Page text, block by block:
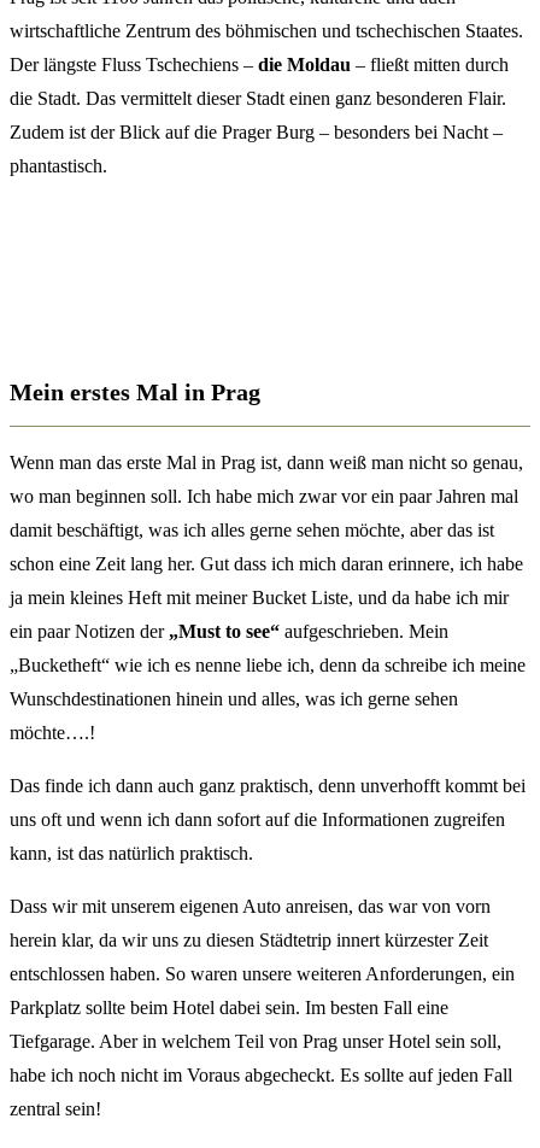
wirtschaftliche Zentrum des böhmischen und tschechischen Staates.
Der längste Fluss Tschechiens – die Moldau – fließt mitten durch
die Stadt. Das vermittelt dieser Stadt einen ganz besonderen Flair.
Zudem ist der Blick auf die Prager Burg – besonders bei Nacht –
phantastisch.
Mein erstes Mal in Prag
Wenn man das erste Mal in Prag ist, dann weiß man nicht so genau,
wo man beginnen soll. Ich habe mich zwar vor ein paar Jahren mal
damit beschäftigt, was ich alles gerne sehen möchte, aber das ist
schon eine Zeit lang her. Gut dass ich mich daran erinnere, ich habe
ja mein kleines Heft mit meiner Bucket Liste, und da habe ich mir
ein paar Notizen der „Must to see“ aufgeschrieben. Mein
„Bucketheft“ wie ich es nenne liebe ich, denn da schreibe ich meine
Wunschdestinationen hinein und alles, was ich gerne sehen
möchte….!
Das finde ich dann auch ganz praktisch, denn unverhofft kommt bei
uns oft und wenn ich dann sofort auf die Informationen zugreifen
kann, ist das natürlich praktisch.
Dass wir mit unserem eigenen Auto anreisen, das war von vorn
herein klar, da wir uns zu diesen Städtetrip innert kürzester Zeit
entschlossen haben. So waren unsere weiteren Anforderungen, ein
Parkplatz sollte beim Hotel dabei sein. Im besten Fall eine
Tiefgarage. Aber in welchem Teil von Prag unser Hotel sein soll,
habe ich noch nicht im Voraus abgecheckt. Es sollte auf jeden Fall
zentral sein!